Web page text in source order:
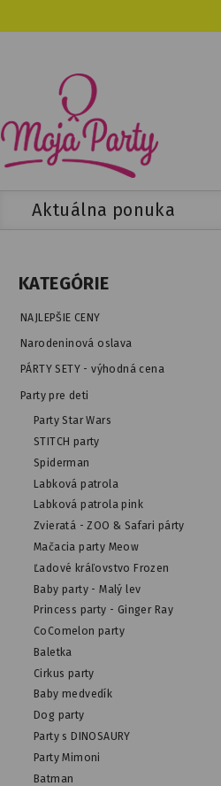
Aktuálna ponuka
KATEGÓRIE
NAJLEPŠIE CENY
Narodeninová oslava
PÁRTY SETY - výhodná cena
Party pre deti
Party Star Wars
STITCH party
Spiderman
Labková patrola
Labková patrola pink
Zvieratá - ZOO & Safari párty
Mačacia party Meow
Ľadové kráľovstvo Frozen
Baby party - Malý lev
Princess party - Ginger Ray
CoComelon party
Baletka
Cirkus party
Baby medvedík
Dog party
Party s DINOSAURY
Party Mimoni
Batman